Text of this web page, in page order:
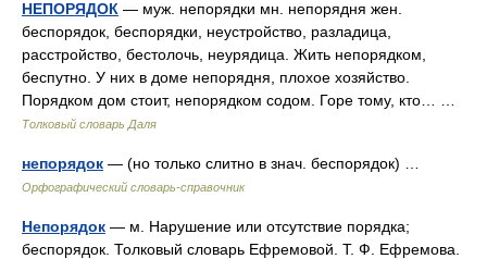
НЕПОРЯДОК — муж. непорядки мн. непорядня жен.
беспорядок, беспорядки, неустройство, разладица,
расстройство, бестолочь, неурядица. Жить непорядком,
беспутно. У них в доме непорядня, плохое хозяйство.
Порядком дом стоит, непорядком содом. Горе тому, кто… …
Толковый словарь Даля
непорядок — (но только слитно в знач. беспорядок) …
Орфографический словарь-справочник
Непорядок — м. Нарушение или отсутствие порядка;
беспорядок. Толковый словарь Ефремовой. Т. Ф. Ефремова.